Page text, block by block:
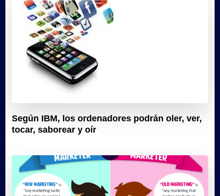
Según IBM, los ordenadores podrán oler, ver,
tocar, saborear y oír